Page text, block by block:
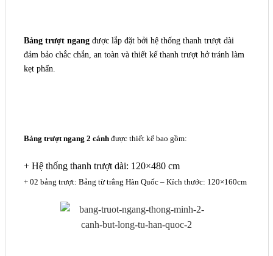
Bảng trượt ngang được lắp đặt bởi hệ thống thanh trượt dài
đảm bảo chắc chắn, an toàn và thiết kế thanh trượt hở tránh làm
kẹt phấn.
Bảng trượt ngang 2 cánhđược thiết kế bao gồm:
+ Hệ thống thanh trượt dài: 120×480 cm
+ 02 bảng trượt: Bảng từ trắng Hàn Quốc – Kích thước: 120×160cm